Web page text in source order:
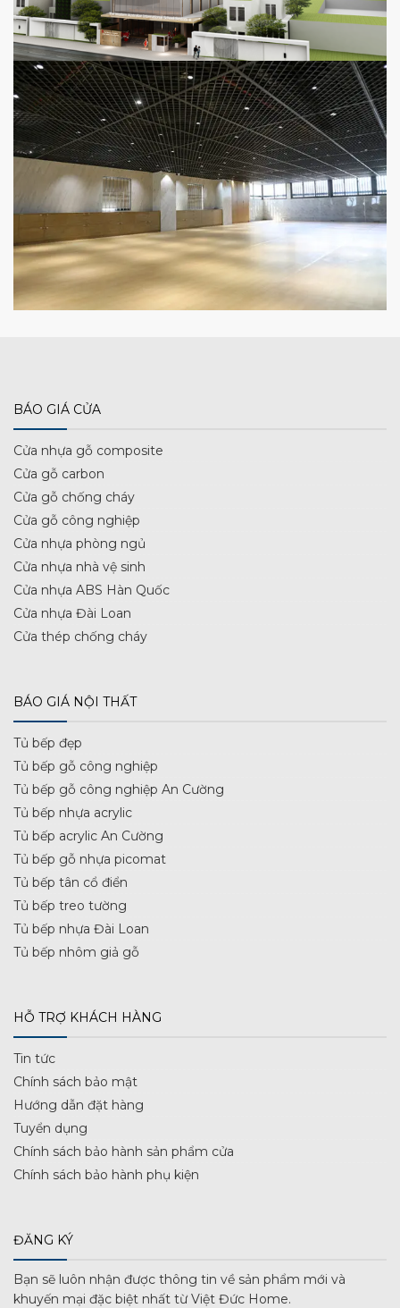
BÁO GIÁ CỬA
Cửa nhựa gỗ composite
Cửa gỗ carbon
Cửa gỗ chống cháy
Cửa gỗ công nghiệp
Cửa nhựa phòng ngủ
Cửa nhựa nhà vệ sinh
Cửa nhựa ABS Hàn Quốc
Cửa nhựa Đài Loan
Cửa thép chống cháy
BÁO GIÁ NỘI THẤT
Tủ bếp đẹp
Tủ bếp gỗ công nghiệp
Tủ bếp gỗ công nghiệp An Cường
Tủ bếp nhựa acrylic
Tủ bếp acrylic An Cường
Tủ bếp gỗ nhựa picomat
Tủ bếp tân cổ điển
Tủ bếp treo tường
Tủ bếp nhựa Đài Loan
Tủ bếp nhôm giả gỗ
HỖ TRỢ KHÁCH HÀNG
Tin tức
Chính sách bảo mật
Hướng dẫn đặt hàng
Tuyển dụng
Chính sách bảo hành sản phẩm cửa
Chính sách bảo hành phụ kiện
ĐĂNG KÝ
Bạn sẽ luôn nhận được thông tin về sản phẩm mới và
khuyến mại đặc biệt nhất từ Việt Đức Home.